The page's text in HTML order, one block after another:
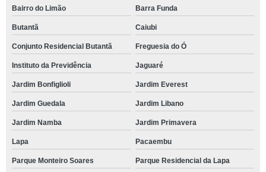
Bairro do Limão Barra Funda
Butantã Caiubi
Conjunto Residencial Butantã Freguesia do Ó
Instituto da Previdência Jaguaré
Jardim Bonfiglioli Jardim Everest
Jardim Guedala Jardim Libano
Jardim Namba Jardim Primavera
Lapa Pacaembu
Parque Monteiro Soares Parque Residencial da Lapa